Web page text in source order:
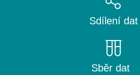
Sdílení dat
Sběr